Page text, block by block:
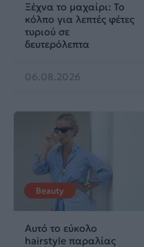
Ξέχνα το μαχαίρι: Το
κόλπο για λεπτές φέτες
τυριού σε
δευτερόλεπτα
06.08.2026
Beauty
Αυτό το εύκολο
hairstyle παραλίας